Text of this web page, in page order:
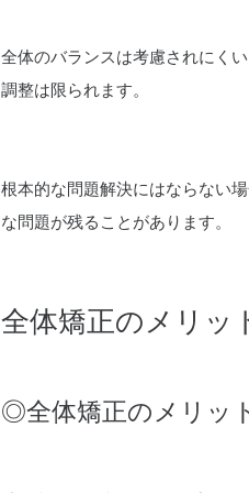
全体のバランスは考慮されにく
調整は限られます。
根本的な問題解決にはならない
な問題が残ることがあります。
全体矯正のメリッ
◎全体矯正のメリッ